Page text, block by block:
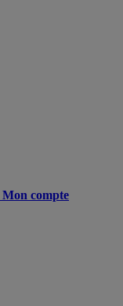
Mon compte